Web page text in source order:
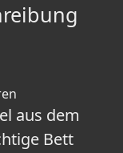
aus dem
Bett